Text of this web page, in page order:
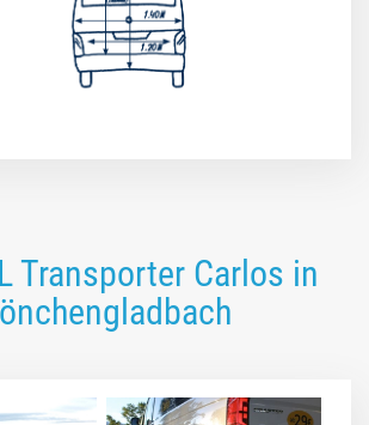
Transporter Carlos in